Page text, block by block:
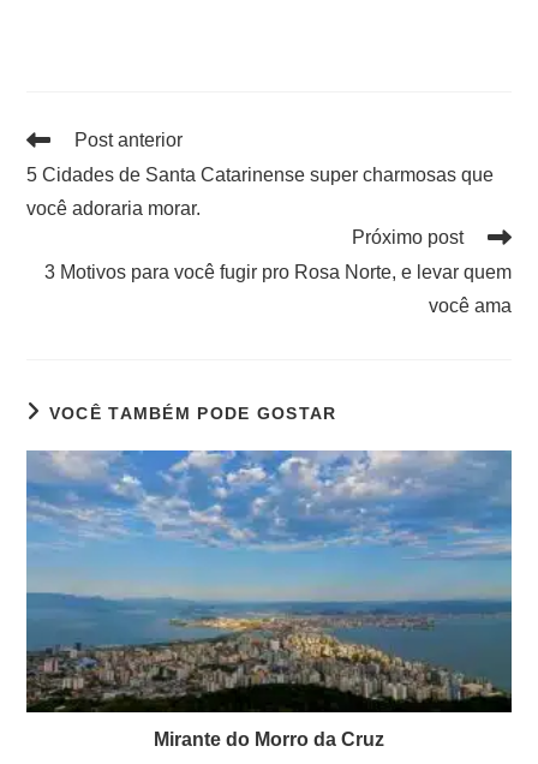
Post anterior
5 Cidades de Santa Catarinense super charmosas que
você adoraria morar.
Próximo post
3 Motivos para você fugir pro Rosa Norte, e levar quem
você ama
VOCÊ TAMBÉM PODE GOSTAR
Mirante do Morro da Cruz